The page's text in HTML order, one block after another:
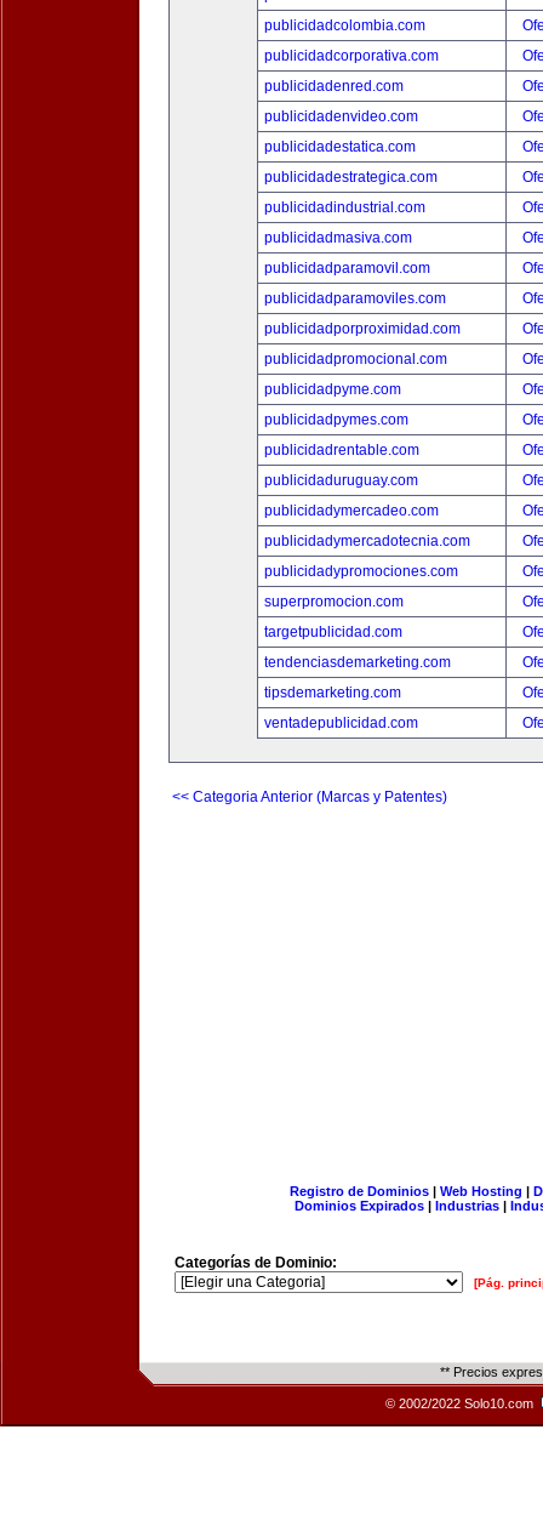
publicidadcolombia.com
publicidadcorporativa.com
publicidadenred.com
publicidadenvideo.com
publicidadestatica.com
publicidadestrategica.com
publicidadindustrial.com
publicidadmasiva.com
publicidadparamovil.com
publicidadparamoviles.com
publicidadporproximidad.com
publicidadpromocional.com
publicidadpyme.com
publicidadpymes.com
publicidadrentable.com
publicidaduruguay.com
publicidadymercadeo.com
publicidadymercadotecnia.com
publicidadypromociones.com
superpromocion.com
targetpublicidad.com
tendenciasdemarketing.com
tipsdemarketing.com
ventadepublicidad.com
<< Categoria Anterior (Marcas y Patentes)
Registro de Dominios| Web Hosting |
Dominios Expirados | Industrias |
Categorías de Dominio:
[Pág.
** Precios
© 2002/2022 Solo10.com